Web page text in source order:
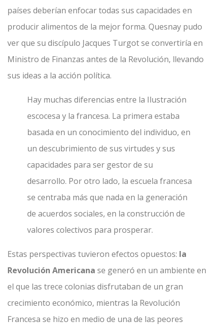
países deberían enfocar todas sus capacidades en
producir alimentos de la mejor forma. Quesnay pudo
ver que su discípulo Jacques Turgot se convertiría en
Ministro de Finanzas antes de la Revolución, llevando
sus ideas a la acción política.
Hay muchas diferencias entre la Ilustración
escocesa y la francesa. La primera estaba
basada en un conocimiento del individuo, en
un descubrimiento de sus virtudes y sus
capacidades para ser gestor de su
desarrollo. Por otro lado, la escuela francesa
se centraba más que nada en la generación
de acuerdos sociales, en la construcción de
valores colectivos para prosperar.
Estas perspectivas tuvieron efectos opuestos: la
Revolución Americana se generó en un ambiente en
el que las trece colonias disfrutaban de un gran
crecimiento económico, mientras la Revolución
Francesa se hizo en medio de una de las peores